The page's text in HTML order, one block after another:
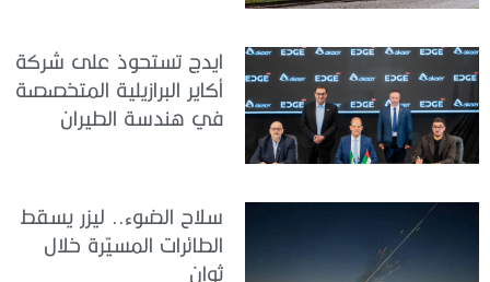
ايدج تستحوذ على شركة
أكاير البرازيلية المتخصصة
في هندسة الطيران
سلاح الضوء.. ليزر يسقط
الطائرات المسيّرة خلال
ثوانٍ